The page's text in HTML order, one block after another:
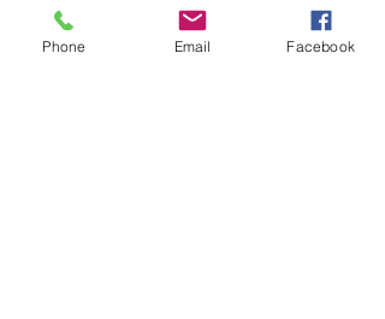
com cerca de 3 meses em cena).
Voltar
Phone Email Facebook